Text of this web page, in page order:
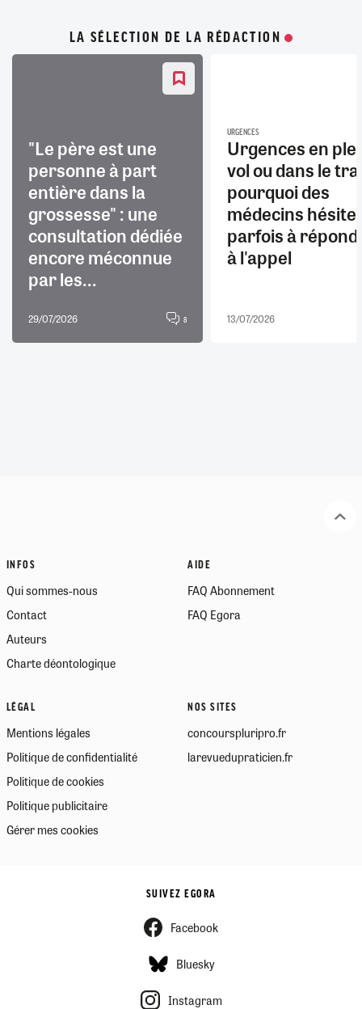
LA SÉLECTION DE LA RÉDACTION
"Le père est une
personne à part
entière dans la
grossesse" : une
consultation dédiée
encore méconnue
par les...
29/07/2026 8
URGENCES
Urgences en
vol ou dans le
pourquoi des
médecins
parfois à
à l'appel
13/07/2026
INFOS
Qui sommes-nous
Contact
Auteurs
Charte déontologique
AIDE
FAQ Abonnement
FAQ Egora
LÉGAL
Mentions légales
Politique de confidentialité
Politique de cookies
Politique publicitaire
Gérer mes cookies
NOS SITES
concourspluripro.fr
larevuedupraticien.fr
SUIVEZ EGORA
Facebook
Bluesky
Instagram